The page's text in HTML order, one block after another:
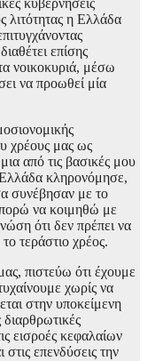
κυβερνήσεις
λιτότητας η Ελλάδα
επίσης
νοικοκυριά, μέσω
να προωθεί μία
χρέους μας ως
από τις βασικές μου
Ελλάδα κληρονόμησε,
συνέβησαν με το
να κοιμηθώ με
ότι δεν πρέπει να
τεράστιο χρέος.
πιστεύω ότι έχουμε
χωρίς να
στην υποκείμενη
διαρθρωτικές
εισροές κεφαλαίων
επενδύσεις την